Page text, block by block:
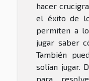
hacer
el éxito de
permiten a
jugar saber
También
solían jugar.
para